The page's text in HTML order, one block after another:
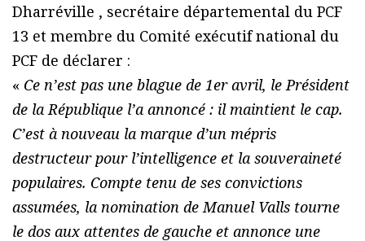
Dharréville , secrétaire départemental du PCF
13 et membre du Comité exécutif national du
PCF de déclarer :
« Ce n’est pas une blague de 1er avril, le Président
de la République l’a annoncé : il maintient le cap.
C’est à nouveau la marque d’un mépris
destructeur pour l’intelligence et la souveraineté
populaires. Compte tenu de ses convictions
assumées, la nomination de Manuel Valls tourne
le dos aux attentes de gauche et annonce une